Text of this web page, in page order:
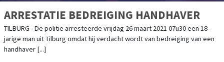
ARRESTATIE BEDREIGING HANDHAVER
TILBURG - De politie arresteerde vrijdag 26 maart 2021 07u30 een 18-
jarige man uit Tilburg omdat hij verdacht wordt van bedreiging van een
handhaver [...]